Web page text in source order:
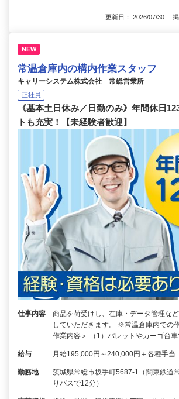
更新日： 2026/07/30 掲
NEW
常温倉庫内の構内作業スタッフ
キャリーシステム株式会社 常総営業所
正社員
《基本土日休み／日勤のみ》年間休日
トも充実！【未経験者歓迎】
仕事内容
商品を荷受けし、在庫・データ管理な
していただきます。 ※常温倉庫内での
作業内容＞ （1）パレットやカーゴ台車
給与 月給195,000円～240,000円＋各種手当
勤務地
茨城県常総市坂手町5687-1（関東鉄道
りバスで12分）